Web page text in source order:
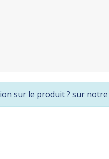
sur le produit ? sur notre